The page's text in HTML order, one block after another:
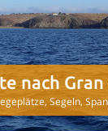
nach Gran
Segeln,